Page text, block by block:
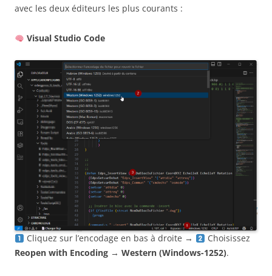
avec les deux éditeurs les plus courants :
Visual Studio Code
Cliquez sur l’encodage en bas à droite →
Choisissez
Reopen with Encoding → Western (Windows-1252).